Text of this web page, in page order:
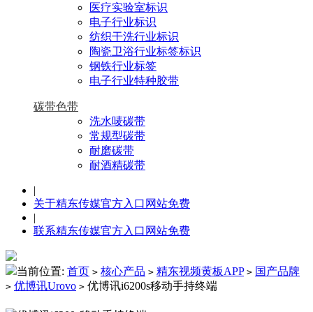
医疗实验室标识
电子行业标识
纺织干洗行业标识
陶瓷卫浴行业标签标识
钢铁行业标签
电子行业特种胶带
碳带色带
洗水唛碳带
常规型碳带
耐磨碳带
耐酒精碳带
|
关于精东传媒官方入口网站免费
|
联系精东传媒官方入口网站免费
当前位置: 首页 > 核心产品 > 精东视频黄板APP > 国产品牌
> 优博讯Urovo > 优博讯i6200s移动手持终端